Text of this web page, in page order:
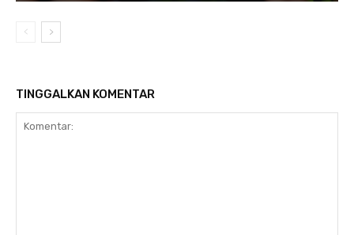
TINGGALKAN KOMENTAR